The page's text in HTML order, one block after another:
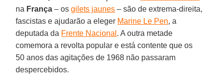
na França – osgilets jaunes – são de extrema-direita,
fascistas e ajudarão a eleger Marine Le Pen, a
deputada da Frente Nacional . A outra metade
comemora a revolta popular e está contente que os
50 anos das agitações de 1968 não passaram
despercebidos.